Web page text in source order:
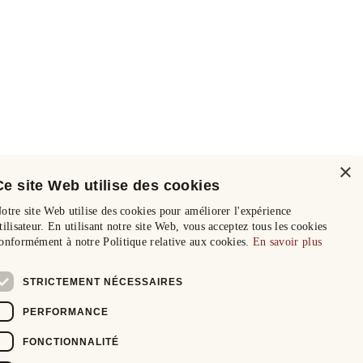
×
site Web utilise des cookies
site Web utilise des cookies pour améliorer l'expérience
En utilisant notre site Web, vous acceptez tous les cookies
à notre Politique relative aux cookies. En savoir plus
STRICTEMENT NÉCESSAIRES
PERFORMANCE
FONCTIONNALITÉ